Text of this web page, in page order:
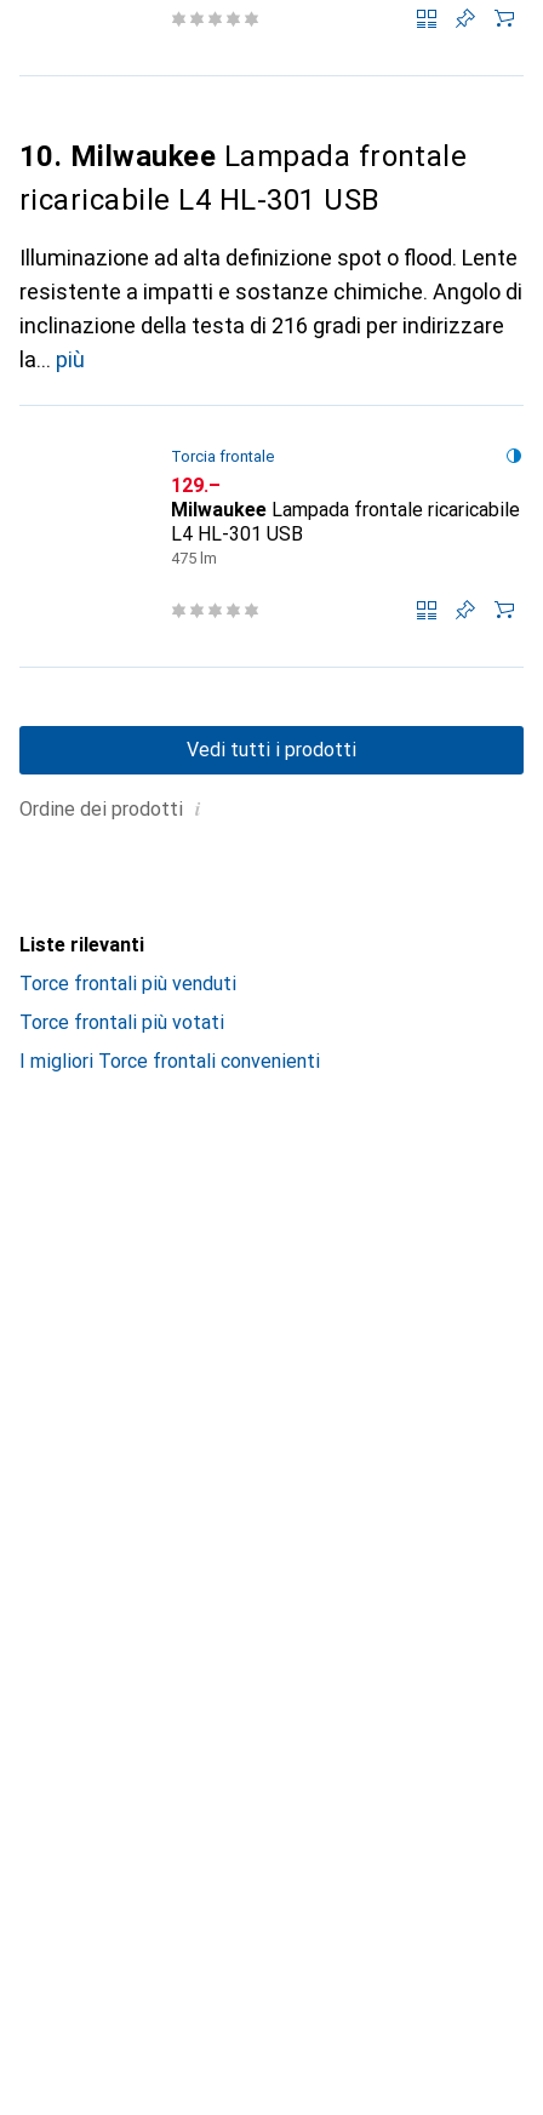
10. Milwaukee Lampada frontale
ricaricabile L4 HL-301 USB
Illuminazione ad alta definizione spot o flood. Lente
resistente a impatti e sostanze chimiche. Angolo di
inclinazione della testa di 216 gradi per indirizzare
la
più
Torcia frontale
CHF
129.–
Milwaukee Lampada frontale ricaricabile
L4 HL-301 USB
475 lm
Ordine dei prodotti i
Vedi tutti i prodotti
Liste rilevanti
Torce frontali più venduti
Torce frontali più votati
I migliori Torce frontali convenienti